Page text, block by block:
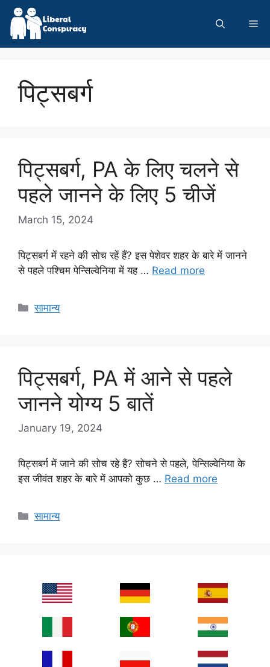
Skip
content
पिट्सबर्ग
पिट्सबर्ग, PA के लिए चलने से
पहले जानने के लिए 5 चीजें
March 15, 2024
पिट्सबर्ग में रहने की सोच रहें हैं? इस पेशेवर शहर के बारे में जानने
से पहले पश्चिम पेन्सिल्वेनिया में यह … Read more
Categories
सामान्य
पिट्सबर्ग, PA में आने से पहले
जानने योग्य 5 बातें
January 19, 2024
पिट्सबर्ग में जाने की सोच रहे हैं? सोचने से पहले, पेन्सिल्वेनिया के
इस जीवंत शहर के बारे में आपको कुछ … Read more
Categories
सामान्य